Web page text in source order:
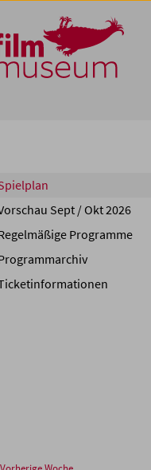
Sept / Okt 2026
Programme